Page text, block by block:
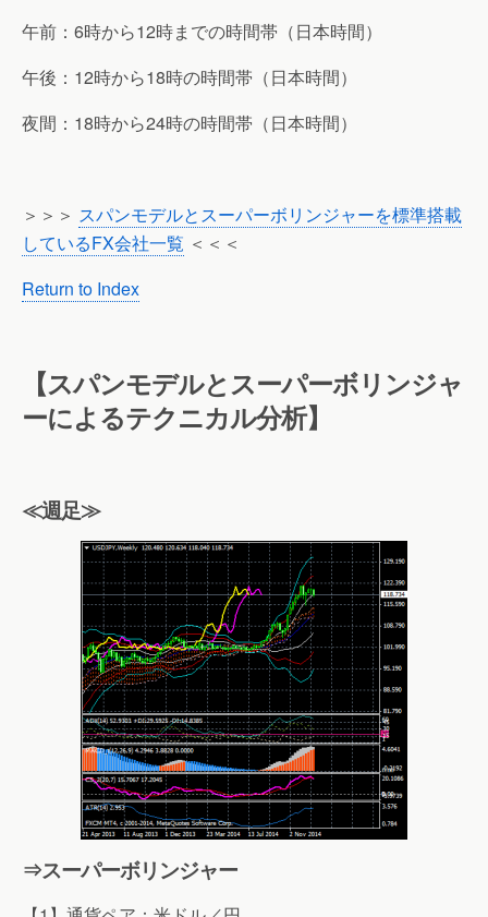
午前：6時から12時までの時間帯（日本時間）
午後：12時から18時の時間帯（日本時間）
夜間：18時から24時の時間帯（日本時間）
＞＞＞ スパンモデルとスーパーボリンジャーを標準搭載
しているFX会社一覧 ＜＜＜
Return to Index
【スパンモデルとスーパーボリンジャ
ーによるテクニカル分析】
≪週足≫
⇒スーパーボリンジャー